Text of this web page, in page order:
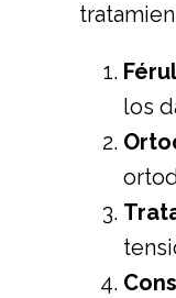
los